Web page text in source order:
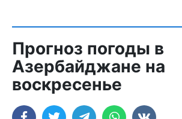
Прогноз погоды в
Азербайджане на
воскресенье